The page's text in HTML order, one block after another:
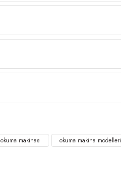
okuma makinası
okuma makina modelleri